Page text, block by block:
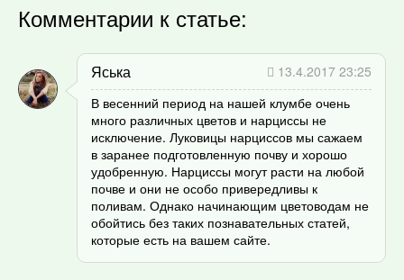
Комментарии к статье:
Яська
13.4.2017 23:25
В весенний период на нашей клумбе очень
много различных цветов и нарциссы не
исключение. Луковицы нарциссов мы сажаем
в заранее подготовленную почву и хорошо
удобренную. Нарциссы могут расти на любой
почве и они не особо привередливы к
поливам. Однако начинающим цветоводам не
обойтись без таких познавательных статей,
которые есть на вашем сайте.